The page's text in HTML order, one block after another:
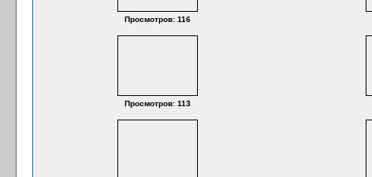
Просмотров: 116
Просмотров: 113